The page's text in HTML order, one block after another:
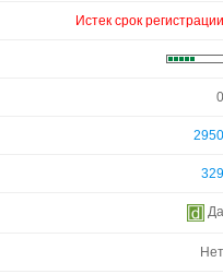
Истек срок регистрации
0
2950
329
Да
Нет